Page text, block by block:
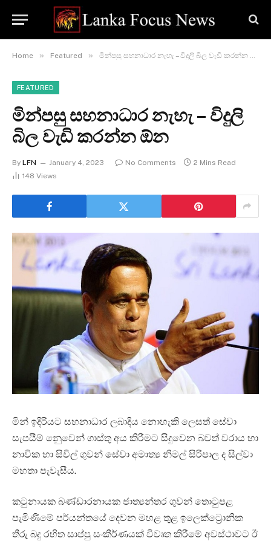
Home » Featured » මින්පසු සහනාධාර නැහැ – විදුලි බිල වැඩි කරන්න ඕන
FEATURED
මින්පසු සහනාධාර නැහැ – විදුලි
බිල වැඩි කරන්න ඕන
By LFN January 4, 2023 No Comments
2 Mins Read
148 Views
මින් ඉදිරියට සහනාධාර ලබාදිය නොහැකි ලෙසත් සේවා
සැපයීම් නෙුවෙන් ගාස්තු අය කිරීමට සිදුවෙන බවත් වරාය හා
නාවික හා සිවිල් ගුවන් සේවා අමාත්‍ය නිමල් සිරිපාල ද සිල්වා
මහතා පැවැසීය.
කටුනායක බණ්ඩාරනායක ජාත්‍යන්තර ගුවන් තොටුපළ
පැමිණීමේ පර්යන්තයේ දෙවන මහළ තුළ ඉලෙක්ට්‍රොනික
තීරු බදු රහිත සාප්පු සංකීර්ණයක් විවෘත කිරීමේ අවස්ථාවට ඊ